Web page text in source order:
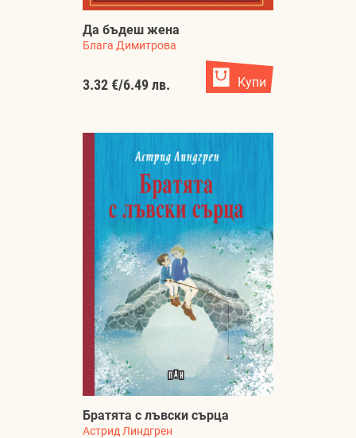
Да бъдеш жена
Блага Димитрова
3.32 €/6.49 лв. Купи
Братята с лъвски сърца
Астрид Линдгрен